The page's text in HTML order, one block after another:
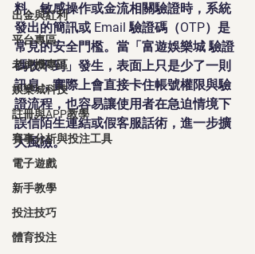
出金與紅利
平台專區
老虎機專區
娛樂城科技
註冊與APP教學
賽事分析與投注工具
電子遊戲
新手教學
投注技巧
體育投注
料、敏感操作或金流相關驗證時，系統
發出的簡訊或 Email 驗證碼（OTP）是
常見的安全門檻。當「富遊娛樂城 驗證
碼收不到」發生，表面上只是少了一則
訊息，實際上會直接卡住帳號權限與驗
證流程，也容易讓使用者在急迫情境下
誤信陌生連結或假客服話術，進一步擴
大風險。